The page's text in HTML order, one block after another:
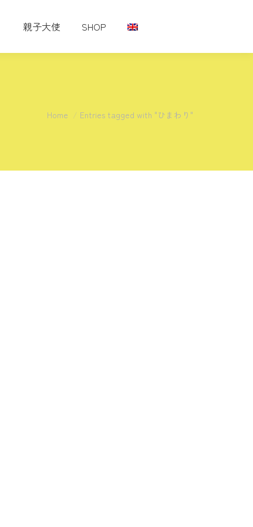
親子大使 SHOP
You are here:
Home Entries tagged with "ひまわり"